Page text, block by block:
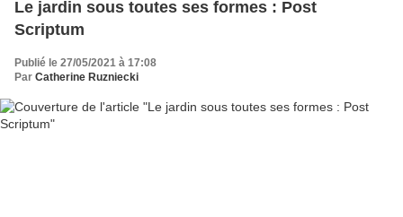
Le jardin sous toutes ses formes : Post
Scriptum
Publié le 27/05/2021 à 17:08
Par Catherine Ruzniecki